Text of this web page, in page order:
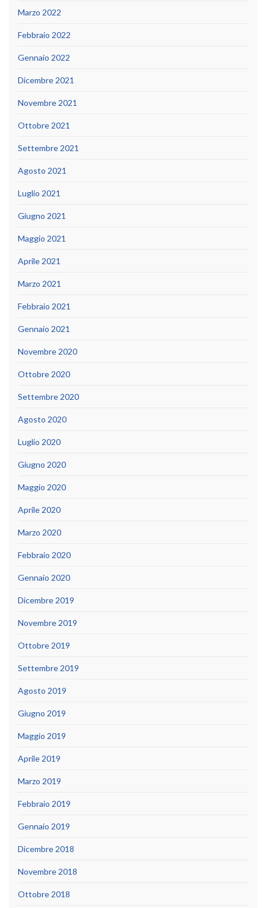
Marzo 2022
Febbraio 2022
Gennaio 2022
Dicembre 2021
Novembre 2021
Ottobre 2021
Settembre 2021
Agosto 2021
Luglio 2021
Giugno 2021
Maggio 2021
Aprile 2021
Marzo 2021
Febbraio 2021
Gennaio 2021
Novembre 2020
Ottobre 2020
Settembre 2020
Agosto 2020
Luglio 2020
Giugno 2020
Maggio 2020
Aprile 2020
Marzo 2020
Febbraio 2020
Gennaio 2020
Dicembre 2019
Novembre 2019
Ottobre 2019
Settembre 2019
Agosto 2019
Giugno 2019
Maggio 2019
Aprile 2019
Marzo 2019
Febbraio 2019
Gennaio 2019
Dicembre 2018
Novembre 2018
Ottobre 2018